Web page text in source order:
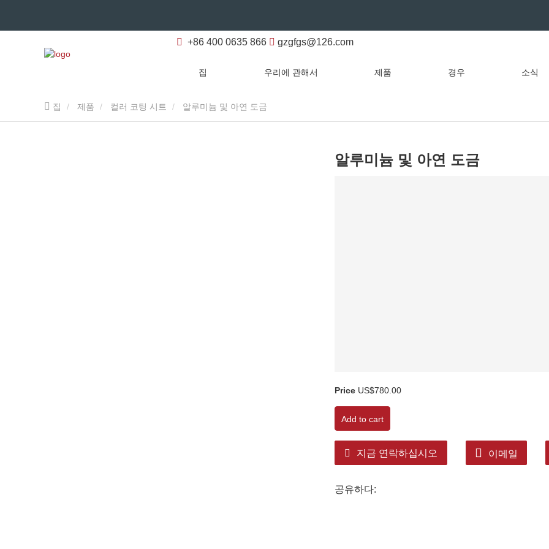
+86 400 0635 866 gzgfgs@126.com
집 우리에 관해서 제품 경우 소식
집 제품 컬러 코팅 시트 알루미늄 및 아연 도금
알루미늄 및 아연 도금
Price US$780.00
Add to cart
지금 연락하십시오 이메일
공유하다: